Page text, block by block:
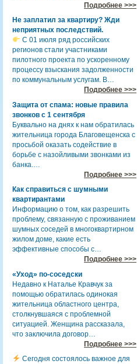
Подробнее >>>
Не заплатил за квартиру? Жди
неприятных последствий.
С 01 июля ряд российских
регионов стали участниками
пилотного проекта по ускоренному
процессу взыскания задолженности
по коммунальным услугам. В…
Подробнее >>>
Защита от спама: новые правила
звонков с 1 сентября
Буквально на днях к нам обратилась
жительница города Благовещенска с
просьбой оказать содействие в
борьбе с назойливыми звонками из
банка.…
Подробнее >>>
Как справиться с шумными
квартирантами
Информацию о том, как разрешить
проблему, связанную с проживанием
шумных соседей в многоквартирном
жилом доме, какие есть
эффективные способы с…
Подробнее >>>
«Уход» по-соседски
Недавно к Наталье Кравчук за
помощью обратилась одинокая
жительница областного центра,
столкнувшаяся с проблемной
ситуацией. Женщина рассказала,
что заключила договор…
Подробнее >>>
Сегодня состоялось важное для